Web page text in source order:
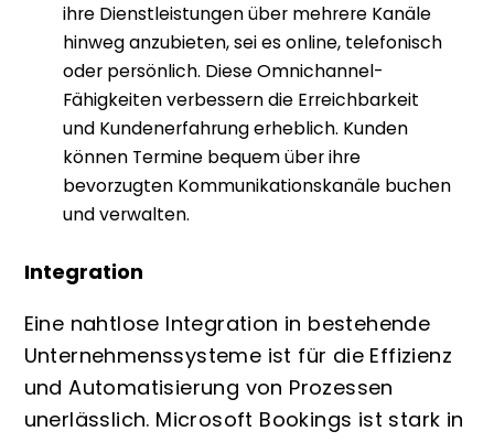
ihre Dienstleistungen über mehrere Kanäle
hinweg anzubieten, sei es online, telefonisch
oder persönlich. Diese Omnichannel-
Fähigkeiten verbessern die Erreichbarkeit
und Kundenerfahrung erheblich. Kunden
können Termine bequem über ihre
bevorzugten Kommunikationskanäle buchen
und verwalten.
Integration
Eine nahtlose Integration in bestehende
Unternehmenssysteme ist für die Effizienz
und Automatisierung von Prozessen
unerlässlich. Microsoft Bookings ist stark in